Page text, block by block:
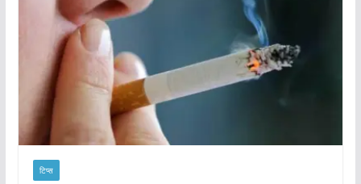
टिप्स